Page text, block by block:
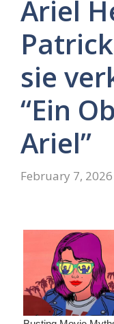
Ariel
sie
“Ein
Ariel”
February 7, 2026